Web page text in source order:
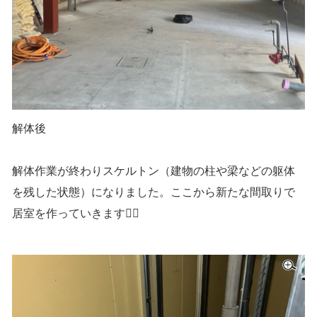
解体後
解体作業が終わりスケルトン（建物の柱や梁などの躯体
を残した状態）になりました。ここから新たな間取りで
居室を作っていきます👷‍♂️